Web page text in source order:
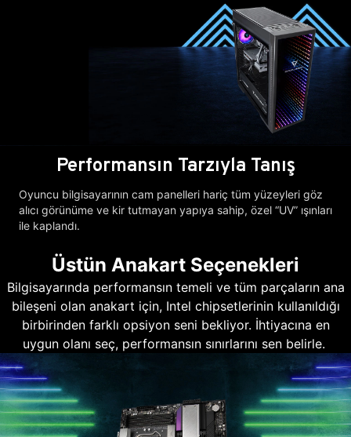
Performansın Tarzıyla Tanış
Oyuncu bilgisayarının cam panelleri hariç tüm yüzeyleri göz
alıcı görünüme ve kir tutmayan yapıya sahip, özel “UV” ışınları
ile kaplandı.
Üstün Anakart Seçenekleri
Bilgisayarında performansın temeli ve tüm parçaların ana
bileşeni olan anakart için, Intel chipsetlerinin kullanıldığı
birbirinden farklı opsiyon seni bekliyor. İhtiyacına en
uygun olanı seç, performansın sınırlarını sen belirle.